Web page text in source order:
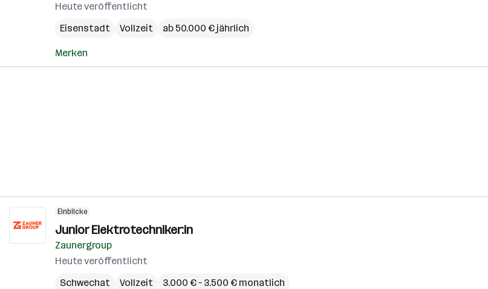
Heute veröffentlicht
Eisenstadt
Vollzeit ab 50.000 € jährlich
Merken
Einblicke
Junior Elektrotechniker:in
Zaunergroup
Heute veröffentlicht
Schwechat
Vollzeit 3.000 € – 3.500 € monatlich